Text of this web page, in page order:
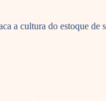
a cultura do estoque